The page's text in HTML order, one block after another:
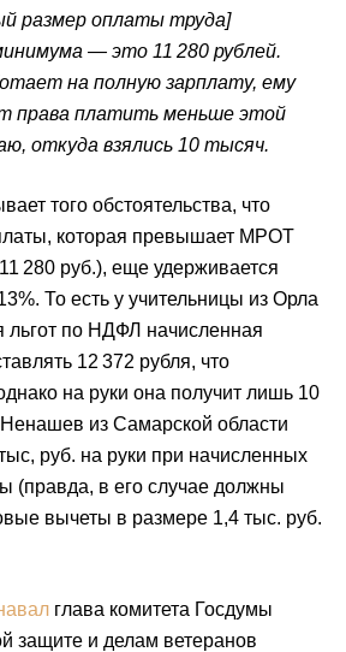
размер оплаты труда]
— это 11 280 рублей.
на полную зарплату, ему
права платить меньше этой
откуда взялись 10 тысяч.
того обстоятельства, что
которая превышает МРОТ
280 руб.), еще удерживается
То есть у учительницы из Орла
льгот по НДФЛ начисленная
12 372 рубля, что
на руки она получит лишь 10
из Самарской области
руб. на руки при начисленных
(правда, в его случае должны
вычеты в размере 1,4 тыс. руб.
глава комитета Госдумы
защите и делам ветеранов